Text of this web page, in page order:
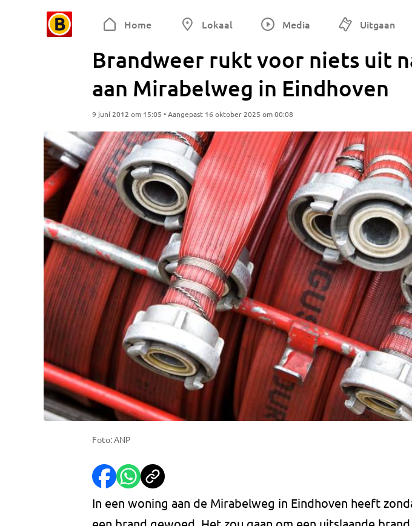
Home Lokaal Media Uitgaan
Brandweer rukt voor niets uit
aan Mirabelweg in Eindhoven
9 juni 2012 om 15:05 • Aangepast 16 oktober 2025 om 00:08
Foto: ANP
In een woning aan de Mirabelweg in Eindhoven heeft